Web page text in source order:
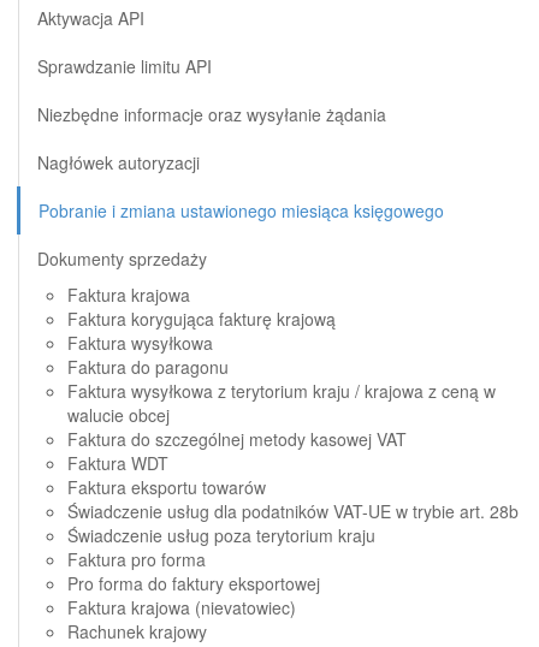
Aktywacja API
Sprawdzanie limitu API
Niezbędne informacje oraz wysyłanie żądania
Nagłówek autoryzacji
Pobranie i zmiana ustawionego miesiąca księgowego
Dokumenty sprzedaży
Faktura krajowa
Faktura korygująca fakturę krajową
Faktura wysyłkowa
Faktura do paragonu
Faktura wysyłkowa z terytorium kraju / krajowa z ceną w
walucie obcej
Faktura do szczególnej metody kasowej VAT
Faktura WDT
Faktura eksportu towarów
Świadczenie usług dla podatników VAT-UE w trybie art. 28b
Świadczenie usług poza terytorium kraju
Faktura pro forma
Pro forma do faktury eksportowej
Faktura krajowa (nievatowiec)
Rachunek krajowy